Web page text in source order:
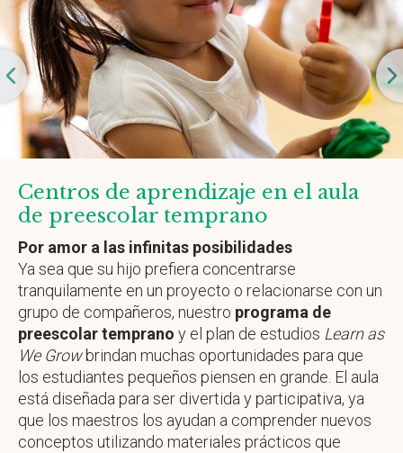
Centros de aprendizaje en el aula
de preescolar temprano
Por amor a las infinitas posibilidades
Ya sea que su hijo prefiera concentrarse
tranquilamente en un proyecto o relacionarse con un
grupo de compañeros, nuestro programa de
preescolar temprano y el plan de estudios Learn as
We Grow brindan muchas oportunidades para que
los estudiantes pequeños piensen en grande. El aula
está diseñada para ser divertida y participativa, ya
que los maestros los ayudan a comprender nuevos
conceptos utilizando materiales prácticos que